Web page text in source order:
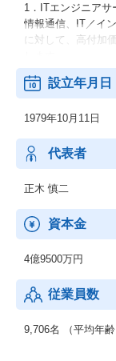
1．ITエンジニアサ
情報通信、IT／イ
に対して、高付加
2．機電エンジニア
ーズに幅広くお応
上流工程から下流
3．新技術領域
RPA、IoT、セキュ
【男女比】
【年齢構成】
：20代：33％、30
【勤続年数】
設立年月日
1979年10月11日
代表者
正木 慎二
資本金
4億9500万円
従業員数
9,706名 （平均年齢